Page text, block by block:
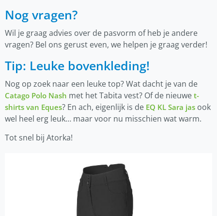
Nog vragen?
Wil je graag advies over de pasvorm of heb je andere
vragen? Bel ons gerust even, we helpen je graag verder!
Tip: Leuke bovenkleding!
Nog op zoek naar een leuke top? Wat dacht je van de
Catago Polo Nash met het Tabita vest? Of de nieuwe t-
shirts van Eques? En ach, eigenlijk is de EQ KL Sara jas ook
wel heel erg leuk… maar voor nu misschien wat warm.
Tot snel bij Atorka!